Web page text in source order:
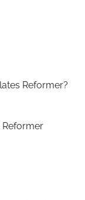
Reformer?
Reformer